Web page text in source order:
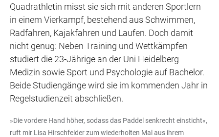
Quadrathletin misst sie sich mit anderen Sportlern
in einem Vierkampf, bestehend aus Schwimmen,
Radfahren, Kajakfahren und Laufen. Doch damit
nicht genug: Neben Training und Wettkämpfen
studiert die 23-Jährige an der Uni Heidelberg
Medizin sowie Sport und Psychologie auf Bachelor.
Beide Studiengänge wird sie im kommenden Jahr in
Regelstudienzeit abschließen.
»Die vordere Hand höher, sodass das Paddel senkrecht einsticht«,
ruft mir Lisa Hirschfelder zum wiederholten Mal aus ihrem